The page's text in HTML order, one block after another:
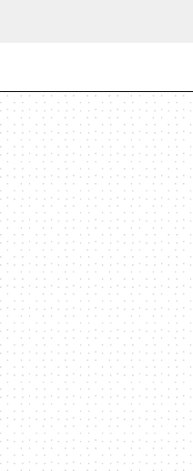
裝
-
Paradaily
-
遊
戲
｜